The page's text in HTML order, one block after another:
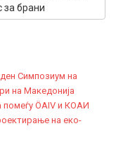
за брани
Симпозиум на
на Македонија
ÖАIV и КОАИ
на еко-